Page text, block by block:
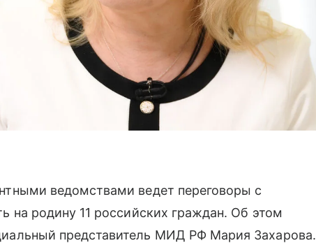
ведомствами ведет переговоры с
на родину 11 российских граждан. Об этом
представитель МИД РФ Мария Захарова.